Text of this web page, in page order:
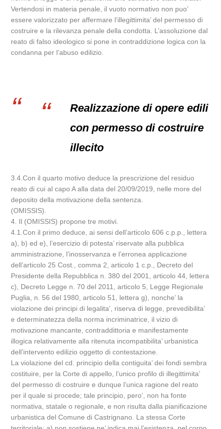
Vertendosi in materia penale, il vuoto normativo non puo’
essere valorizzato per affermare l’illegittimita’ del permesso di
costruire e la rilevanza penale della condotta. L’assoluzione dal
reato di falso ideologico si pone in contraddizione logica con la
condanna per l’abuso edilizio.
Realizzazione di opere edili
con permesso di costruire
illecito
3.4.Con il quarto motivo deduce la prescrizione del residuo
reato di cui al capo A alla data del 20/09/2019, nelle more del
deposito della motivazione della sentenza.
(OMISSIS).
4. Il (OMISSIS) propone tre motivi.
4.1.Con il primo deduce, ai sensi dell’articolo 606 c.p.p., lettera
a), b) ed e), l’esercizio di potesta’ riservate alla pubblica
amministrazione, l’inosservanza e l’erronea applicazione
dell’articolo 25 Cost., comma 2, articolo 1 c.p., Decreto del
Presidente della Repubblica n. 380 del 2001, articolo 44, lettera
c), Decreto Legge n. 70 del 2011, articolo 5, Legge Regionale
Puglia, n. 56 del 1980, articolo 51, lettera g), nonche’ la
violazione dei principi di legalita’, riserva di legge, prevedibilita’
e determinatezza della norma incriminatrice, il vizio di
motivazione mancante, contraddittoria e manifestamente
illogica relativamente alla ritenuta incompatibilita’ urbanistica
dell’intervento edilizio oggetto di contestazione.
La violazione del cd. principio della contiguita’ dei fondi sembra
costituire, per la Corte di appello, l’unico profilo di illegittimita’
del permesso di costruire e dunque l’unica ragione del reato
per il quale si procede; tale principio, pero’, non ha fonte
normativa, statale o regionale, e non risulta dalla pianificazione
urbanistica del Comune di Castrignano. La stessa Corte